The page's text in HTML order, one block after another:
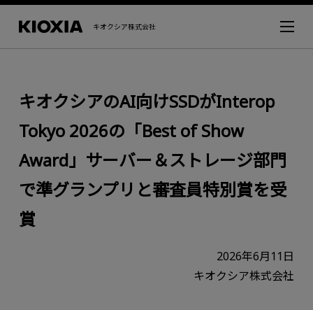
キオクシア株式会社
キオクシアのAI向けSSDがInterop
Tokyo 2026の「Best of Show
Award」サーバー＆ストレージ部門
で準グランプリと審査員特別賞を受
賞
2026年6月11日
キオクシア株式会社